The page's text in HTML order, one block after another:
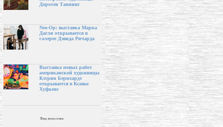
Доротеи Таннинг
Neo-Op: выставка Марка
Дагли открывается в
галерее Дэвида Ричарда
Выставка новых работ
американской художницы
Кэтрин Бернхардт
открывается в Ксавье
Хуфкенс
Вид искусства